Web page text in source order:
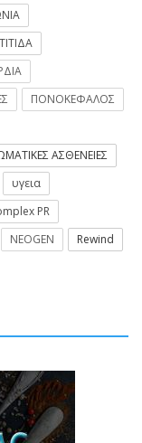
ΠΟΝΟΚΕΦΑΛΟΣ
ΑΣΘΕΝΕΙΕΣ
υγεια
PR
NEOGEN
Rewind